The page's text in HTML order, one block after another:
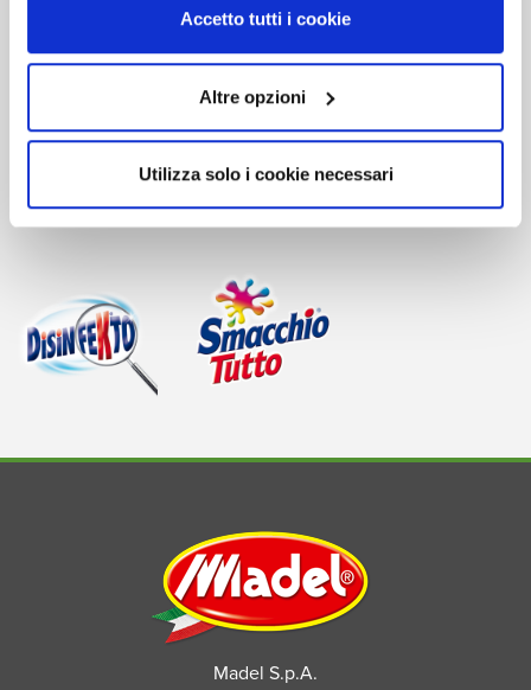
tracciamento diverso da quelli tecnici. Cliccando su
all’installazione di tutti i cookie utilizzati dal sito.
Cliccando su "Altre opzioni", potrà scegliere, in modo più
granulare, quale cookie autorizzare.
Accetto tutti i cookie
Altre opzioni
Utilizza solo i cookie necessari
Madel S.p.A.